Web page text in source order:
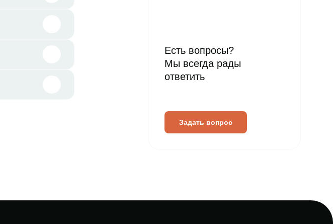
Есть вопросы?
Мы всегда рады
ответить
Задать вопрос